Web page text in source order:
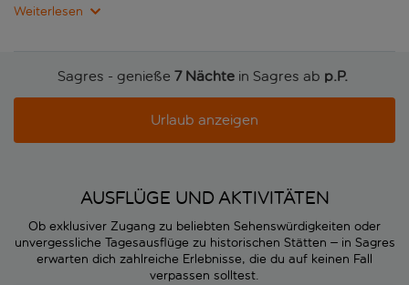
abzuschalten, darfst du ein eisgekühltes Bier nicht vergessen,
Biermarken.
Wenn du hingegen etwas aktiver werden willst, kannst du allerlei
Wassersportarten wie Surfen und Gleitschirmfliegen
ausprobieren. Aber egal, welches Tempo du einschlägst, bei
Weiterlesen
Sagres - genieße 7 Nächte in Sagres ab p.P.
Urlaub anzeigen
AUSFLÜGE UND AKTIVITÄTEN
Ob exklusiver Zugang zu beliebten Sehenswürdigkeiten oder
unvergessliche Tagesausflüge zu historischen Stätten – in Sagres
erwarten dich zahlreiche Erlebnisse, die du auf keinen Fall
verpassen solltest.